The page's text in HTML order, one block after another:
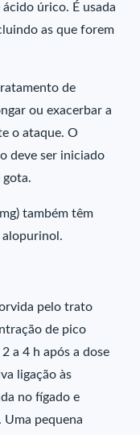
úrico. É usada
as que forem
de
ou exacerbar a
o ataque. O
deve ser iniciado
gota.
também têm
alopurinol.
pelo trato
de pico
a 4 h após a dose
ligação às
no fígado e
Uma pequena